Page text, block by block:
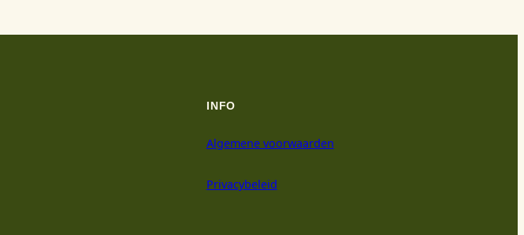
INFO
Algemene voorwaarden
Privacybeleid